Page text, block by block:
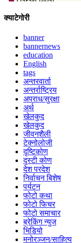
क्याटेगोरी
banner
bannernews
education
English
tags
अन्तरवार्ता
अन्तर्राष्ट्रिय
अपराध/सुरक्षा
अर्थ
खेलकुद
खेलकुद
जीवनशैली
टेक्नोलोजी
दृष्टिकोण
दृस्टी कोण
देश परदेश
निर्वाचन बिशेष
पर्यटन
फोटो कथा
फोटो फिचर
फोटो समाचार
ब्रेकिंग न्युज
भिडियो
मनोरञ्जन/साहित्य